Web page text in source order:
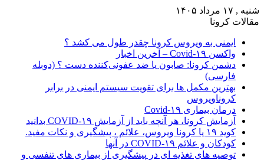
شنبه , ۱۷ مرداد ۱۴۰۵
مقالات کرونا
ایمنی به ویروس کرونا چقدر طول می کشد ؟
واکسن Covid-۱۹ – آخرین اخبار
دشمن کرونا: صابون یا ضد عفونی‌کننده دست ؟ (دوبله
فارسی)
بهترین مکمل ها برای تقویت سیستم ایمنی در برابر
کروناویروس
درمان بیماری Covid-۱۹
آزمایش کرونا، هر آنچه باید از آزمایش COVID-۱۹ بدانید
کوید ۱۹ یا کرونا ویروس، علائم ، پیشگیری و نکات مفید.
کودکان و علائم COVID-۱۹ در آنها
توصیه های تغذیه ای در پیشگیری از بیماری های تنفسی و